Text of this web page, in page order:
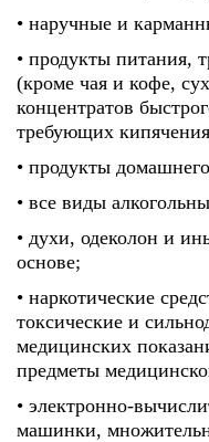
• наручные и
• продукты питания,
(кроме чая и кофе,
концентратов
требующих
• продукты
• все виды
• духи, одеколон и
основе;
• наркотические
токсические и
медицинских
предметы
• электронно-
машинки,